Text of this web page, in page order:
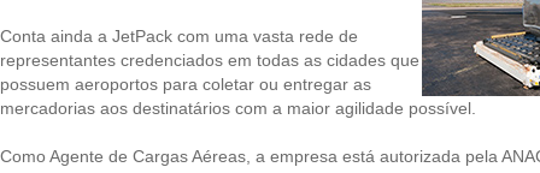
Conta ainda a JetPack com uma vasta rede de
representantes credenciados em todas as cidades que
possuem aeroportos para coletar ou entregar as
mercadorias aos destinatários com a maior agilidade possível.
Como Agente de Cargas Aéreas, a empresa está autorizada pela